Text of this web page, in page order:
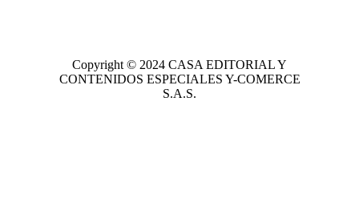
Copyright © 2024 CASA EDITORIALY
CONTENIDOS ESPECIALES Y-COMERCE
S.A.S.